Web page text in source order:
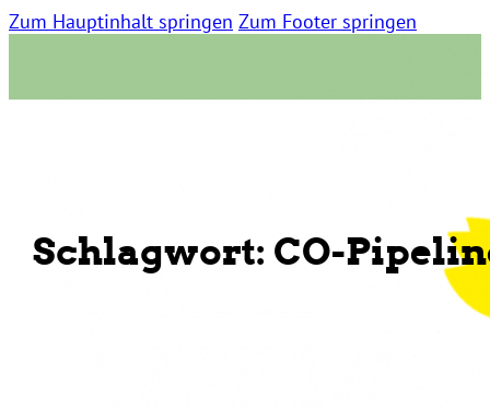
Zum Hauptinhalt springen Zum Footer springen
Schlagwort: CO-